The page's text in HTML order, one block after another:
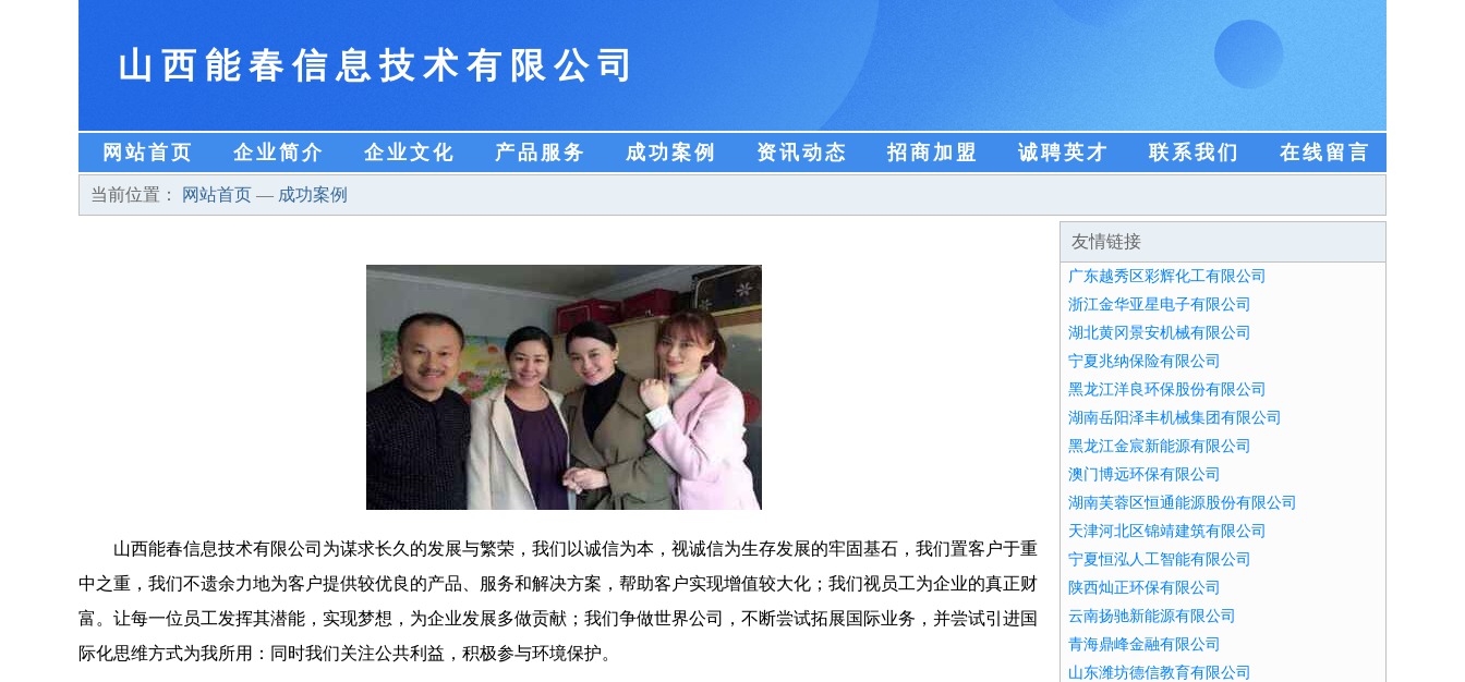
山西能春信息技术有限公司
网站首页 企业简介 企业文化 产品服务 成功案例 资讯动态 招商加盟 诚聘英才 联系我们 在线留言
当前位置： 网站首页 — 成功案例
山西能春信息技术有限公司为谋求长久的发展与繁荣，我们以诚信为本，视诚信为生存发展的牢固基石，我们置客户于重
中之重，我们不遗余力地为客户提供较优良的产品、服务和解决方案，帮助客户实现增值较大化；我们视员工为企业的真正财
富。让每一位员工发挥其潜能，实现梦想，为企业发展多做贡献；我们争做世界公司，不断尝试拓展国际业务，并尝试引进国
际化思维方式为我所用：同时我们关注公共利益，积极参与环境保护。
友情链接
广东越秀区彩辉化工有限公司
浙江金华亚星电子有限公司
湖北黄冈景安机械有限公司
宁夏兆纳保险有限公司
黑龙江洋良环保股份有限公司
湖南岳阳泽丰机械集团有限公司
黑龙江金宸新能源有限公司
澳门博远环保有限公司
湖南芙蓉区恒通能源股份有限公司
天津河北区锦靖建筑有限公司
宁夏恒泓人工智能有限公司
陕西灿正环保有限公司
云南扬驰新能源有限公司
青海鼎峰金融有限公司
山东潍坊德信教育有限公司